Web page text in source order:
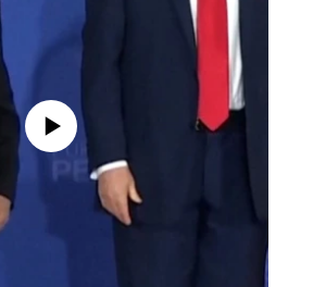
медиа-манба мавжуд
эмас